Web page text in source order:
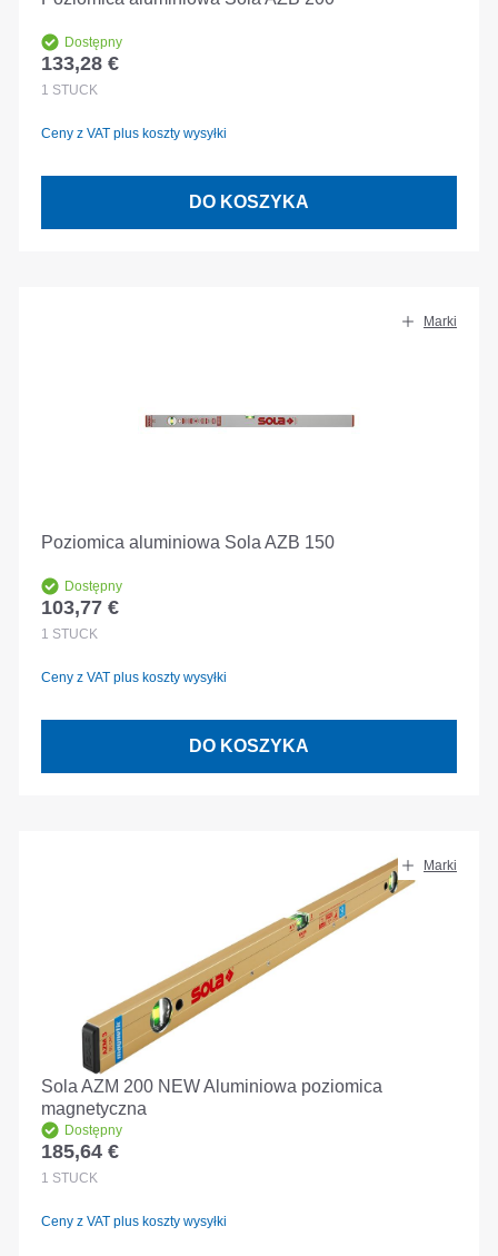
Dostępny
Cena regularna:
133,28 €
1 STÜCK
Ceny z VAT plus koszty wysyłki
DO KOSZYKA
Marki
Poziomica aluminiowa Sola AZB 150
Dostępny
Cena regularna:
103,77 €
1 STÜCK
Ceny z VAT plus koszty wysyłki
DO KOSZYKA
Marki
Sola AZM 200 NEW Aluminiowa poziomica
magnetyczna
Dostępny
Cena regularna:
185,64 €
1 STÜCK
Ceny z VAT plus koszty wysyłki